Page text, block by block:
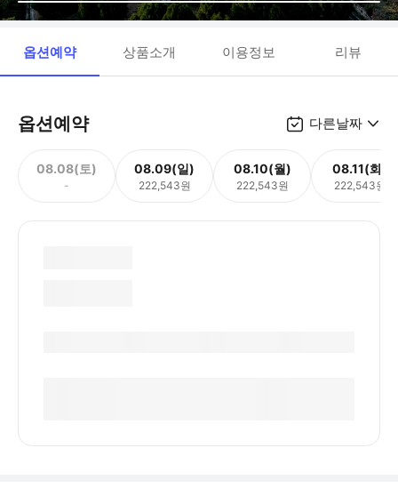
옵션예약 상품소개 이용정보 리뷰
옵션예약 다른날짜
08.08(토)
-
08.09(일)
222,543원
08.10(월)
222,543원
08.11(화)
222,543원